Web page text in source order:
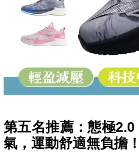
第五名推薦：態極
氣，運動舒適無負擔！